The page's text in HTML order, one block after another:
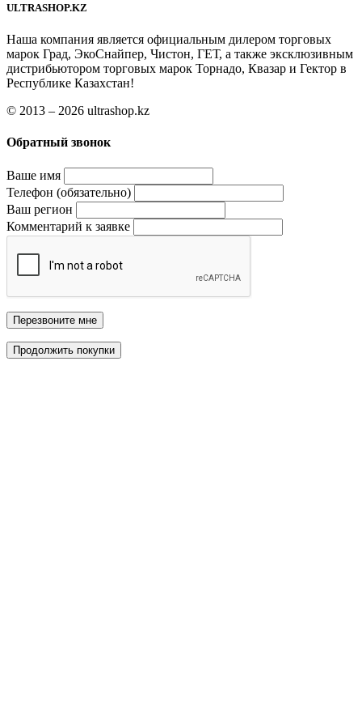
ULTRASHOP.KZ
Наша компания является официальным дилером торговых
марок Град, ЭкоСнайпер, Чистон, ГЕТ, а также эксклюзивным
дистрибьютором торговых марок Торнадо, Квазар и Гектор в
Республике Казахстан!
© 2013 – 2026 ultrashop.kz
Обратный звонок
Ваше имя
Телефон (обязательно)
Ваш регион
Комментарий к заявке
Перезвоните мне
Продолжить покупки